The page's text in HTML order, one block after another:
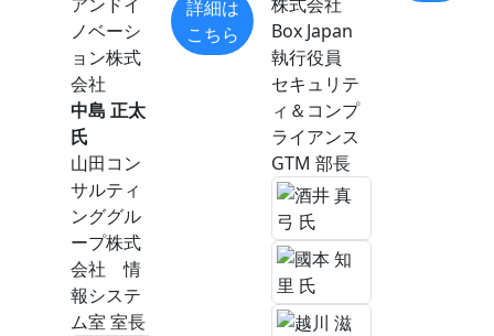
ノベーシ
ョン株式
会社
中島 正太
氏
山田コン
サルティ
ンググル
ープ株式
会社 情
報システ
ム室 室長
詳細は
こちら
Box Japan
執行役員
セキュリテ
ィ＆コンプ
ライアンス
GTM 部長